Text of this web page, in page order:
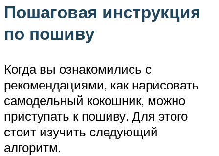
Пошаговая инструкция
по пошиву
Когда вы ознакомились с
рекомендациями, как нарисовать
самодельный кокошник, можно
приступать к пошиву. Для этого
стоит изучить следующий
алгоритм.